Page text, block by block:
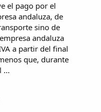
el pago por el
andaluza, de
sino de
andaluza
a partir del final
que, durante
...